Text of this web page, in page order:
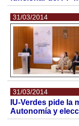
31/03/2014
31/03/2014
IU-Verdes pide la
Autonomía y